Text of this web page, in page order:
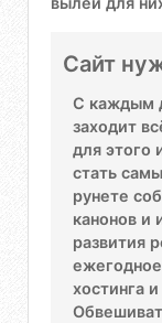
Сайт
С каждым
заходит
для этого
стать
рунете
канонов и
развития
хостинга